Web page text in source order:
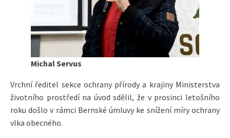
Michal Servus
Vrchní ředitel sekce ochrany přírody a krajiny Ministerstva
životního prostředí na úvod sdělil, že v prosinci letošního
roku došlo v rámci Bernské úmluvy ke snížení míry ochrany
vlka obecného.